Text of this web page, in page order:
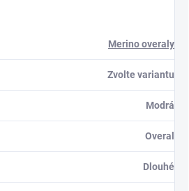
Merino overaly
Zvolte variantu
Modrá
Overal
Dlouhé